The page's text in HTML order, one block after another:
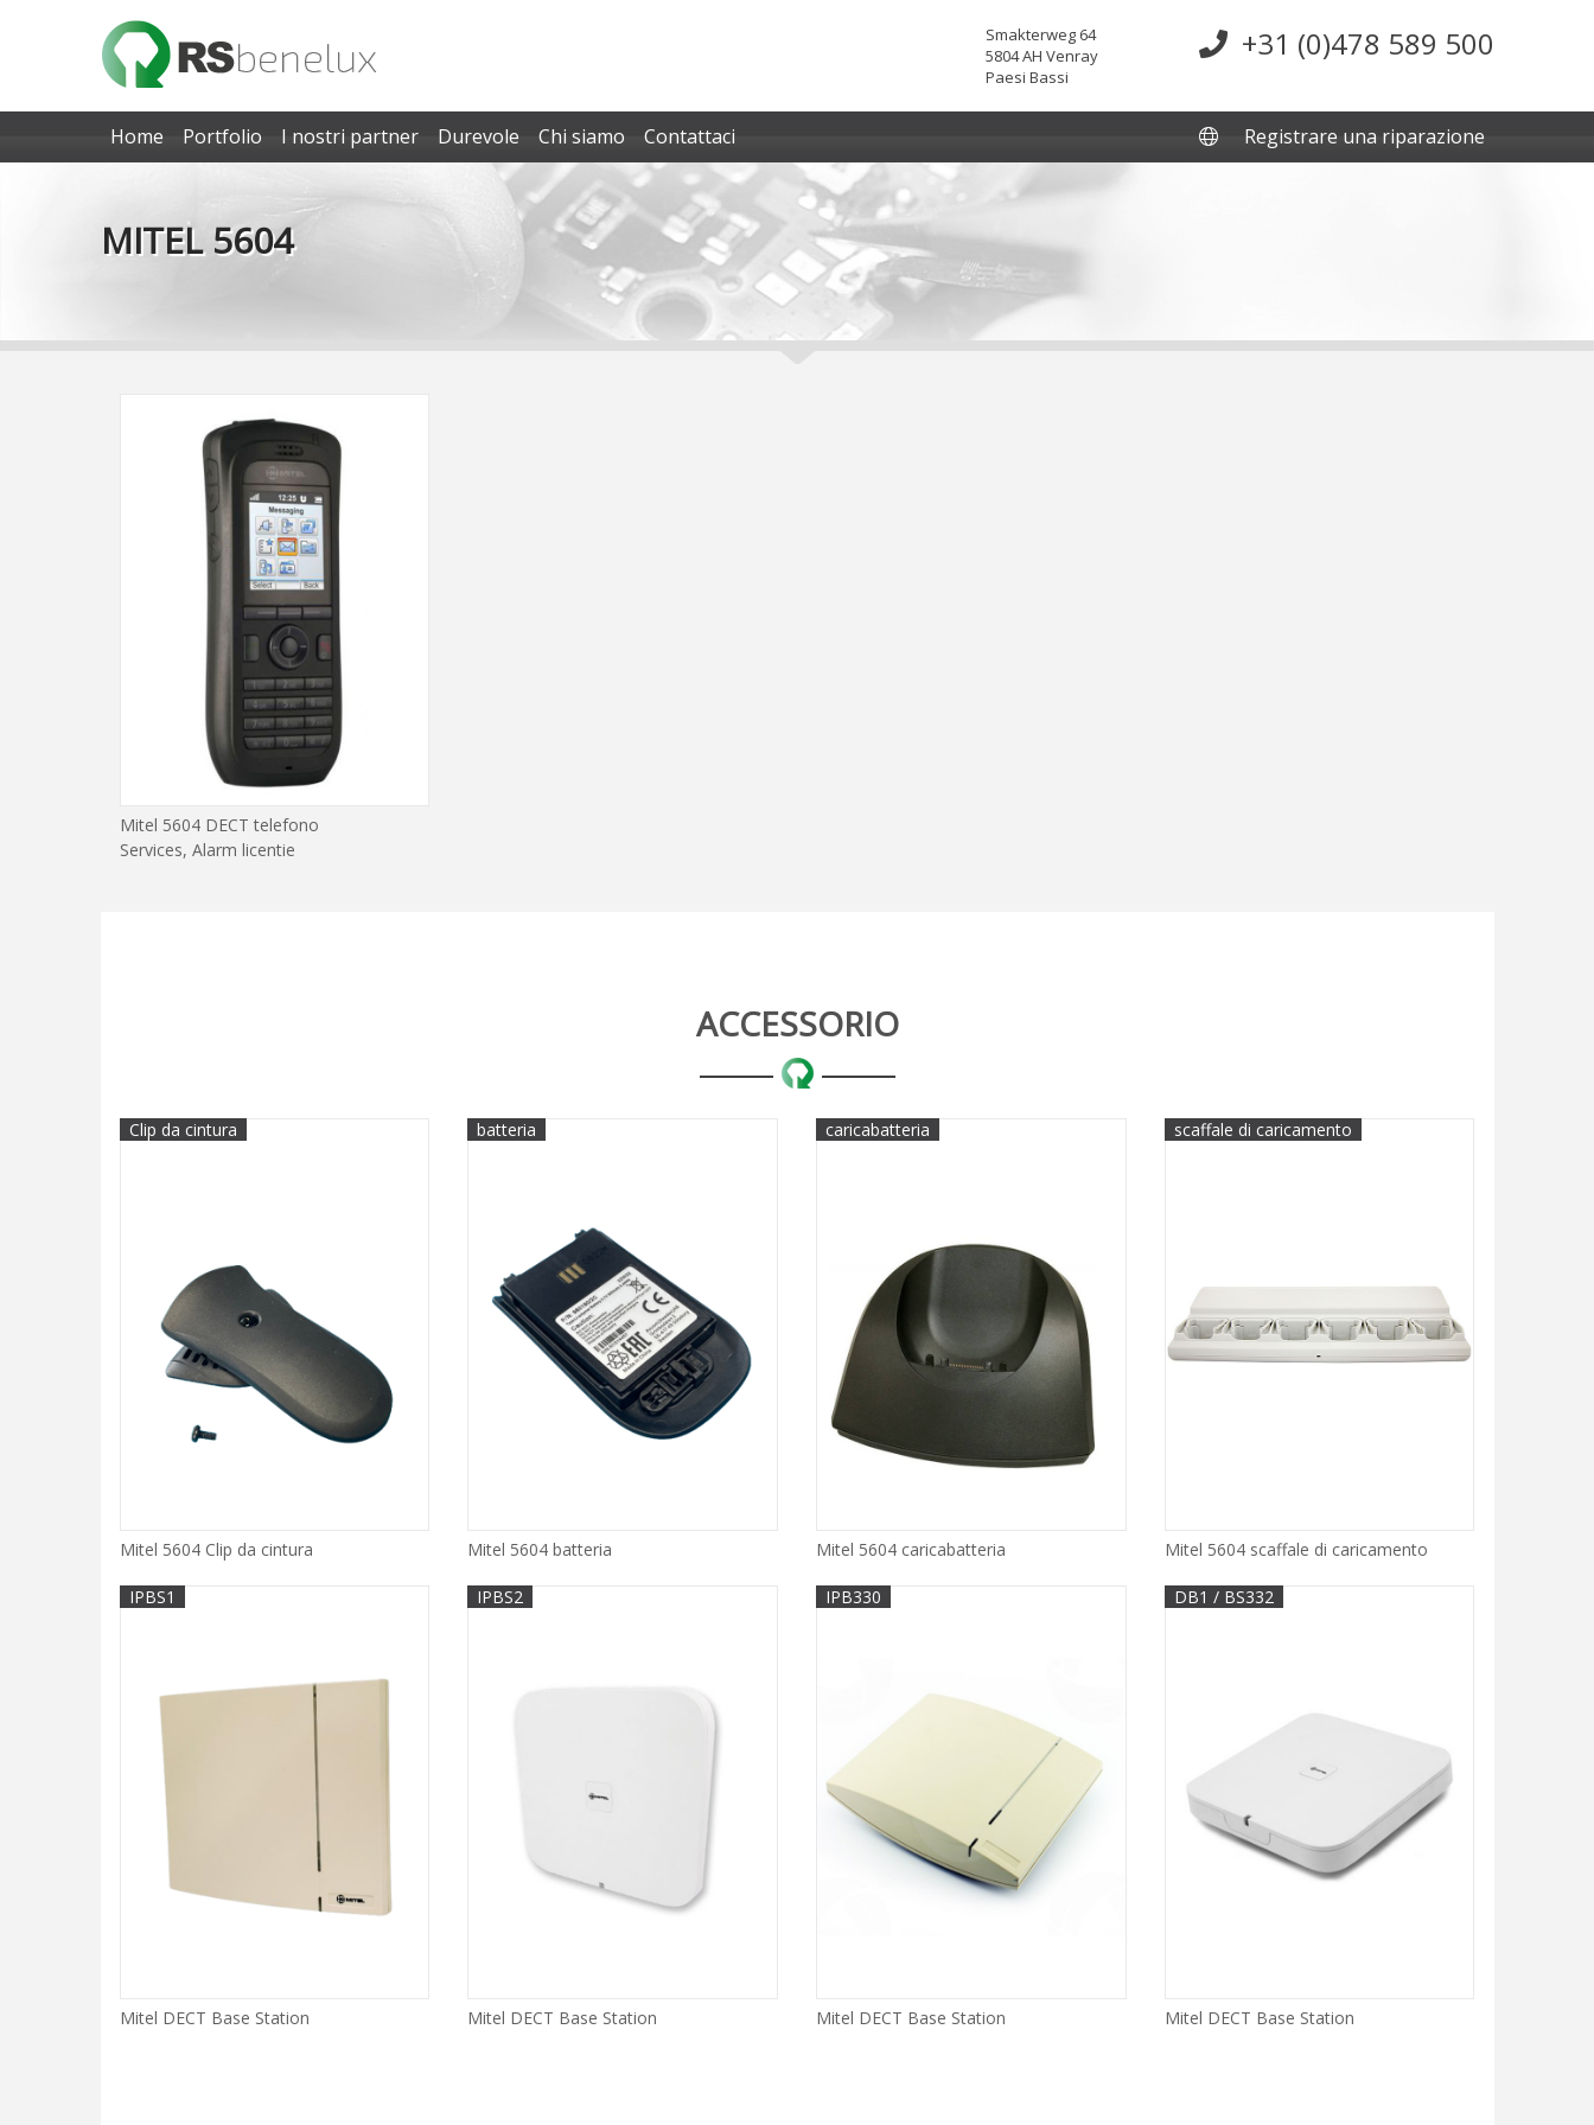
+31 (0)478 589 500
Smakterweg 64
5804 AH Venray
Paesi Bassi
Home Portfolio I nostri partner Durevole Registrare una riparazione
Chi siamo Contattaci
MITEL 5604
Mitel 5604 DECT telefono
Services, Alarm licentie
ACCESSORIO
Clip da cintura
Mitel 5604 Clip da cintura
batteria
Mitel 5604 batteria
caricabatteria
Mitel 5604 caricabatteria
scaffale di caricamento
Mitel 5604 scaffale di caricamento
IPBS1
Mitel DECT Base Station
IPBS2
Mitel DECT Base Station
IPB330
Mitel DECT Base Station
DB1 / BS332
Mitel DECT Base Station